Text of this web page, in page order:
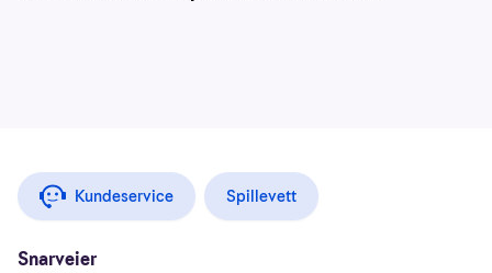
Kundeservice Spillevett
Snarveier